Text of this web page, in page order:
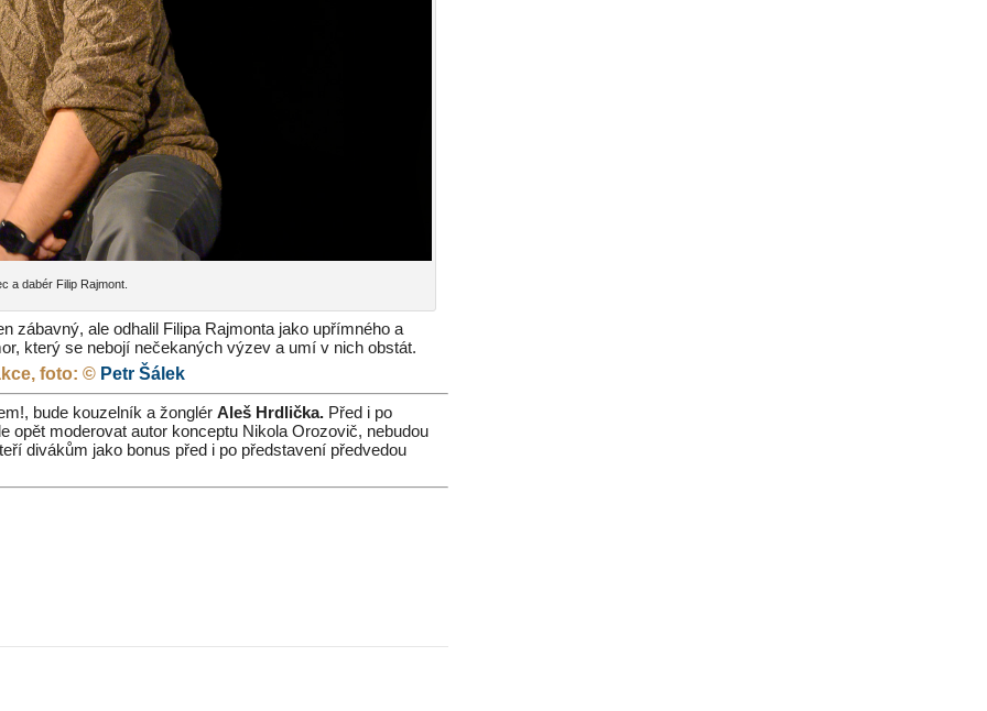
a dabér Filip Rajmont.
zábavný, ale odhalil Filipa Rajmonta jako upřímného a
který se nebojí nečekaných výzev a umí v nich obstát.
foto: © Petr Šálek
bude kouzelník a žonglérAleš Hrdlička. Před i po
opět moderovat autor konceptu Nikola Orozovič, nebudou
divákům jako bonus před i po představení předvedou